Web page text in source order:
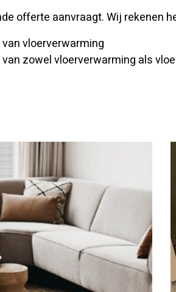
offerte aanvraagt. Wij rekenen
vloerverwarming
zowel vloerverwarming als